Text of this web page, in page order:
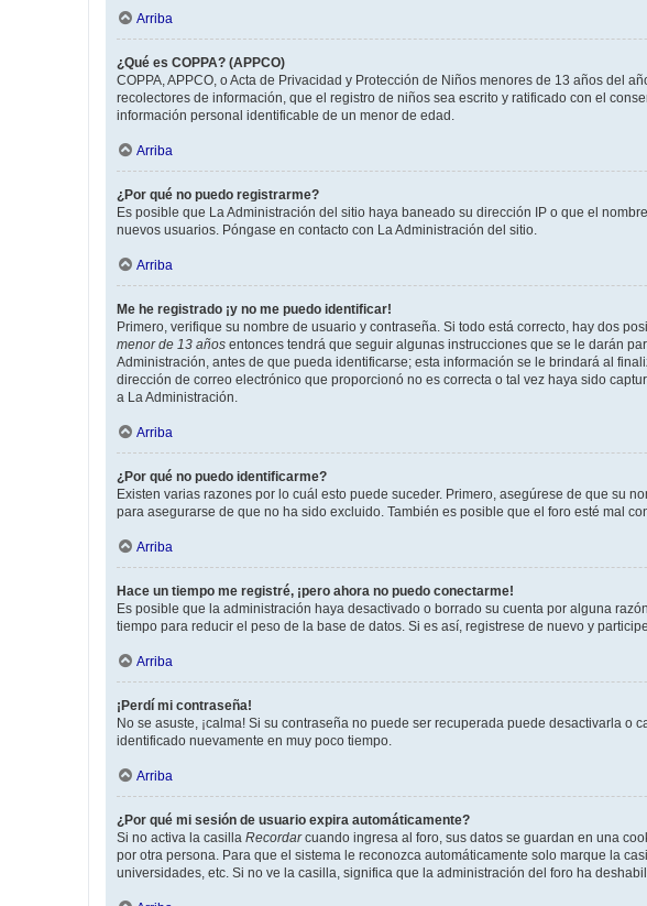
Arriba
¿Qué es COPPA? (APPCO)
COPPA, APPCO, o Acta de Privacidad y Protección de Niños menores de 13 años del
recolectores de información, que el registro de niños sea escrito y ratificado con el
información personal identificable de un menor de edad.
Arriba
¿Por qué no puedo registrarme?
Es posible que La Administración del sitio haya baneado su dirección IP o que el
nuevos usuarios. Póngase en contacto con La Administración del sitio.
Arriba
Me he registrado ¡y no me puedo identificar!
Primero, verifique su nombre de usuario y contraseña. Si todo está correcto, hay dos
menor de 13 años entonces tendrá que seguir algunas instrucciones que se le darán
Administración, antes de que pueda identificarse; esta información se le brindará al
dirección de correo electrónico que proporcionó no es correcta o tal vez haya sido
a La Administración.
Arriba
¿Por qué no puedo identificarme?
Existen varias razones por lo cuál esto puede suceder. Primero, asegúrese de que su
para asegurarse de que no ha sido excluido. También es posible que el foro esté mal
Arriba
Hace un tiempo me registré, ¡pero ahora no puedo conectarme!
Es posible que la administración haya desactivado o borrado su cuenta por alguna
tiempo para reducir el peso de la base de datos. Si es así, registrese de nuevo y
Arriba
¡Perdí mi contraseña!
No se asuste, ¡calma! Si su contraseña no puede ser recuperada puede desactivarla o
identificado nuevamente en muy poco tiempo.
Arriba
¿Por qué mi sesión de usuario expira automáticamente?
Si no activa la casilla Recordarcuando ingresa al foro, sus datos se guardan en una
por otra persona. Para que el sistema le reconozca automáticamente solo marque la
universidades, etc. Si no ve la casilla, significa que la administración del foro ha